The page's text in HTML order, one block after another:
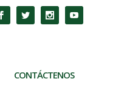
CONTÁCTENOS